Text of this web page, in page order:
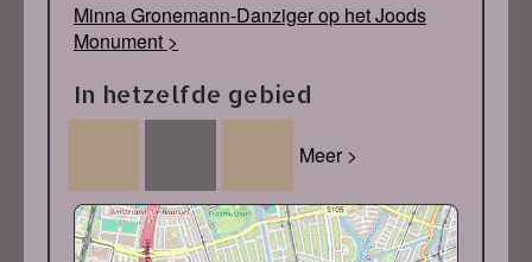
Minna Gronemann-Danziger op het Joods
Monument >
In hetzelfde gebied
Meer >